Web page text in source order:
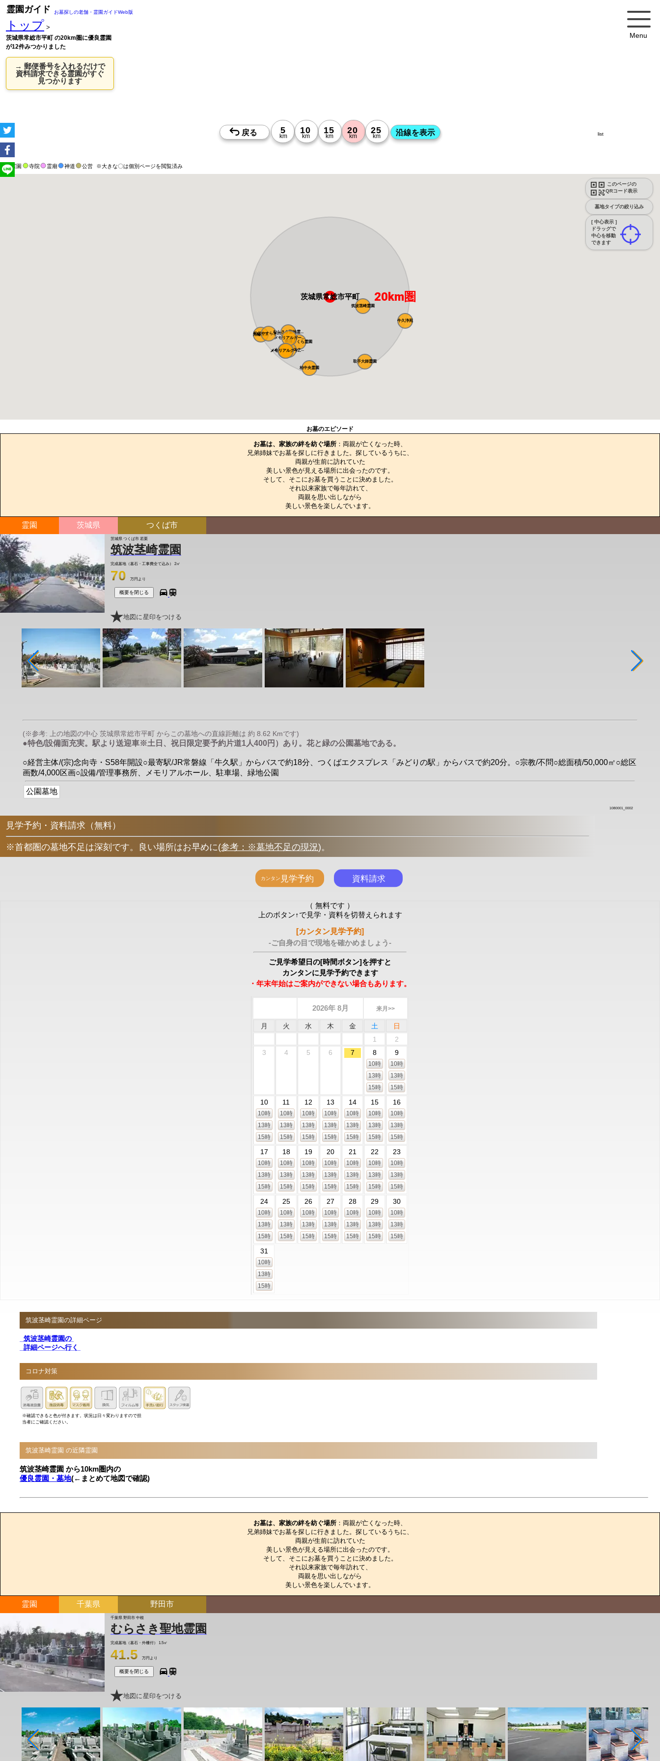
Menu
霊園ガイド お墓探しの老舗・霊園ガイドWeb版
トップ >
茨城県常総市平町 の20km圏に優良霊園
が12件みつかりました
→ 郵便番号を入れるだけで
資料請求できる霊園がすぐ
見つかります
霊園 寺院 霊廟 神道 公営 ※大きな〇は個別ページを閲覧済み
このページの
QRコード表示
墓地タイプの絞り込み
[ 中心表示 ]
ドラッグで
中心を移動
できます
list
牛久浄苑
筑波茎崎霊園
光輪霊園
松伏やすらぎの...
柏中央霊園
むらさき聖地霊...
野田さくら霊園
メモリアルスク...
メモリアルガー...
メモリアルパー...
メモリアルグリ...
取手大師霊園
茨城県常総市平町 20km圏
お墓のエピソード
お墓は、家族の絆を紡ぐ場所 ：両親が亡くなった時、
兄弟姉妹でお墓を探しに行きました。探しているうちに、
両親が生前に訪れていた
美しい景色が見える場所に出会ったのです。
そして、そこにお墓を買うことに決めました。
それ以来家族で毎年訪れて、
両親を思い出しながら
美しい景色を楽しんでいます。
霊園 茨城県 つくば市
茨城県 つくば市 若栗
筑波茎崎霊園
完成墓地（墓石・工事費全て込み） 2㎡
70 万円より
概要を閉じる
地図に星印をつける
(※参考: 上の地図の中心 茨城県常総市平町 からこの墓地への直線距離は 約 8.62 Kmです)
●特色/設備面充実。駅より送迎車※土日、祝日限定要予約片道1人400円）あり。花と緑の公園墓地である。
○経営主体/(宗)念向寺・S58年開設○最寄駅/JR常磐線「牛久駅」からバスで約18分、つくばエクスプレス「みどりの駅」からバスで約20分。○宗教/不問○総面積/50,000㎡○総区
画数/4,000区画○設備/管理事務所、メモリアルホール、駐車場、緑地公園
公園墓地
1080001_0002
見学予約・資料請求（無料）
※首都圏の墓地不足は深刻です。良い場所はお早めに(参考：※墓地不足の現況)。
（ 無料です ）
上のボタン↑で見学・資料を切替えられます
[カンタン見学予約]
-ご自身の目で現地を確かめましょう-
ご見学希望日の[時間ボタン]を押すと
カンタンに見学予約できます
・年末年始はご案内ができない場合もあります。
2026年 8月 来月>>
月 火 水 木 金 土
日
1
2
3
4 5 6 7 8
10時
13時
15時
9
10時
13時
15時
10
10時
13時
15時
11
10時
13時
15時
12
10時
13時
15時
13
10時
13時
15時
14
10時
13時
15時
15
10時
13時
15時
16
10時
13時
15時
17
10時
13時
15時
18
10時
13時
15時
19
10時
13時
15時
20
10時
13時
15時
21
10時
13時
15時
22
10時
13時
15時
23
10時
13時
15時
24
10時
13時
15時
25
10時
13時
15時
26
10時
13時
15時
27
10時
13時
15時
28
10時
13時
15時
29
10時
13時
15時
30
10時
13時
15時
31
10時
13時
15時
筑波茎崎霊園の詳細ページ
筑波茎崎霊園の
詳細ページへ行く
コロナ対策
※確認できると色が付きます。状況は日々変わりますので担
当者にご確認ください。
筑波茎崎霊園 の近隣霊園
筑波茎崎霊園 から10km圏内の
優良霊園・墓地(←まとめて地図で確認)
お墓は、家族の絆を紡ぐ場所 ：両親が亡くなった時、
兄弟姉妹でお墓を探しに行きました。探しているうちに、
両親が生前に訪れていた
美しい景色が見える場所に出会ったのです。
そして、そこにお墓を買うことに決めました。
それ以来家族で毎年訪れて、
両親を思い出しながら
美しい景色を楽しんでいます。
霊園 千葉県 野田市
千葉県 野田市 中根
むらさき聖地霊園
完成墓地（墓石・外柵付） 1.5㎡
41.5 万円より
概要を閉じる
地図に星印をつける